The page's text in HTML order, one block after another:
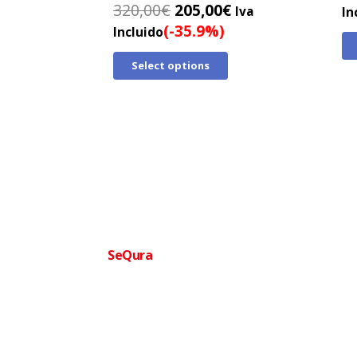
320,00€ El
precio
original
era:
205,00€ElIva
Incluido(-35.9%)
Select options
SeQura